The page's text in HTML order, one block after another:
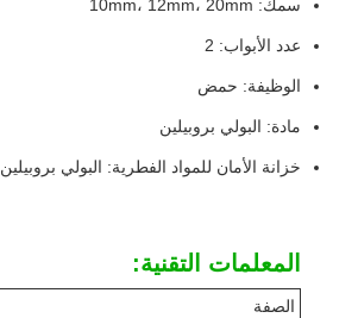
سمك: 10mm، 12mm، 20mm
عدد الأبواب: 2
الوظيفة: حمض
مادة: البولي بروبيلين
خزانة الأمان للمواد الفطرية: البولي بروبيلين
المعلمات التقنية:
الصفة